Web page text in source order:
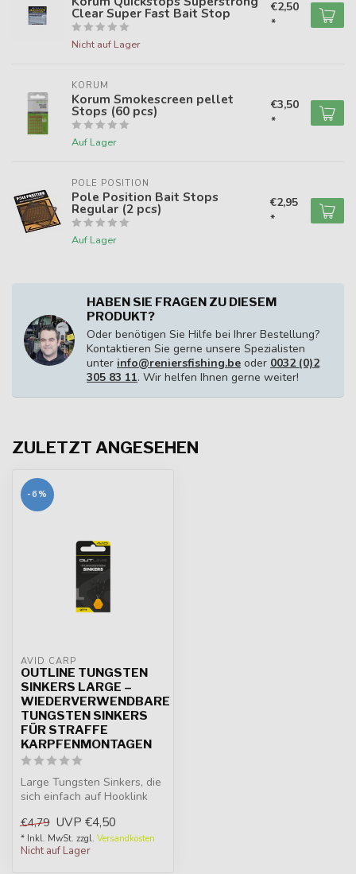
Clear Super Fast Bait Stop
Nicht auf Lager
€2,50
*
KORUM
Korum Smokescreen pellet
Stops (60 pcs)
Auf Lager
€3,50
*
POLE POSITION
Pole Position Bait Stops
Regular (2 pcs)
Auf Lager
€2,95
*
HABEN SIE FRAGEN ZU DIESEM
PRODUKT?
Oder benötigen Sie Hilfe bei Ihrer Bestellung?
Kontaktieren Sie gerne unsere Spezialisten
unter info@reniersfishing.be oder 0032 (0)2
305 83 11. Wir helfen Ihnen gerne weiter!
ZULETZT ANGESEHEN
-6%
AVID CARP
OUTLINE TUNGSTEN
SINKERS LARGE –
WIEDERVERWENDBARE
TUNGSTEN SINKERS
FÜR STRAFFE
KARPFENMONTAGEN
Large Tungsten Sinkers, die
sich einfach auf Hooklink
...
€4,79 UVP €4,50
* Inkl. MwSt. zzgl. Versandkosten
Nicht auf Lager